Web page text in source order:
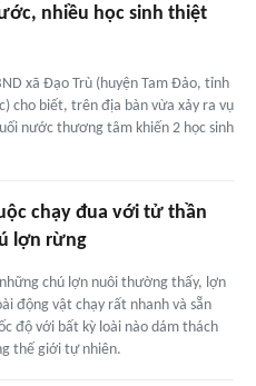
nhiều học sinh thiệt
xã Đạo Trù (huyện Tam Đảo, tỉnh
cho biết, trên địa bàn vừa xảy ra vụ
nước thương tâm khiến 2 học sinh
chạy đua với tử thần
lợn rừng
chú lợn nuôi thường thấy, lợn
động vật chạy rất nhanh và sẵn
độ với bất kỳ loài nào dám thách
thế giới tự nhiên.